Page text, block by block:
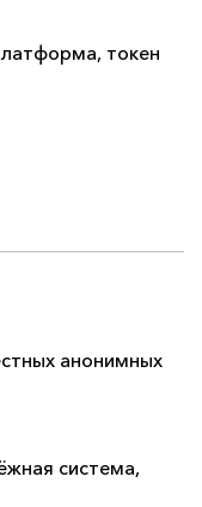
, токен
анонимных
система,